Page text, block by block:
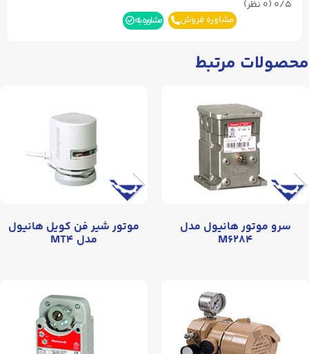
0/5 (۰ نظر)
مشاوره فروش مشاوره بله
محصولات مرتبط
سرو موتور هانیول مدل
M۶۲۸۴
موتور شیر فن کویل هانیول
مدل MT۴